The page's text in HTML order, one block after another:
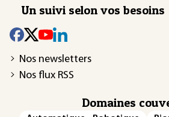
Un suivi selon vos besoins
Nos newsletters
Nos flux RSS
Domaines